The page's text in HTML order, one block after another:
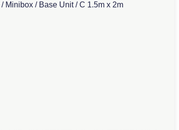
/ Minibox / Base Unit/ C 1.5m x 2m